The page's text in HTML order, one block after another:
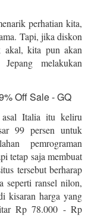
perhatian kita,
Tapi, jika diskon
akal, kita pun akan
melakukan
asal Italia itu keliru
99 persen untuk
pemrograman
tetap saja membuat
tersebut berharap
seperti ransel nilon,
kisaran harga yang
Rp 78.000 - Rp